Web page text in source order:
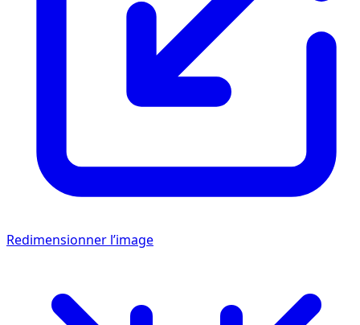
Redimensionner l’image